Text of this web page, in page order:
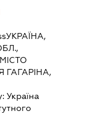
УКРАЇНА,
ГАГАРІНА,
Україна